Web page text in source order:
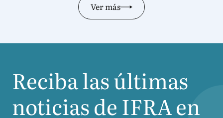
Ver más
Reciba las últimas
noticias deIFRAen